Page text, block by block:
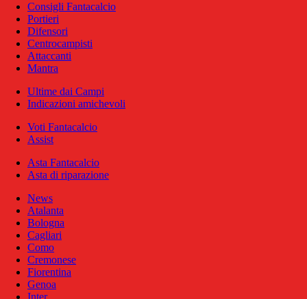
Consigli Fantacalcio
Portieri
Difensori
Centrocampisti
Attaccanti
Mantra
Ultime dai Campi
Indicazioni amichevoli
Voti Fantacalcio
Assist
Asta Fantacalcio
Asta di riparazione
News
Atalanta
Bologna
Cagliari
Como
Cremonese
Fiorentina
Genoa
Inter